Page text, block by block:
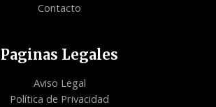
Contacto
Paginas Legales
Aviso Legal
Política de Privacidad